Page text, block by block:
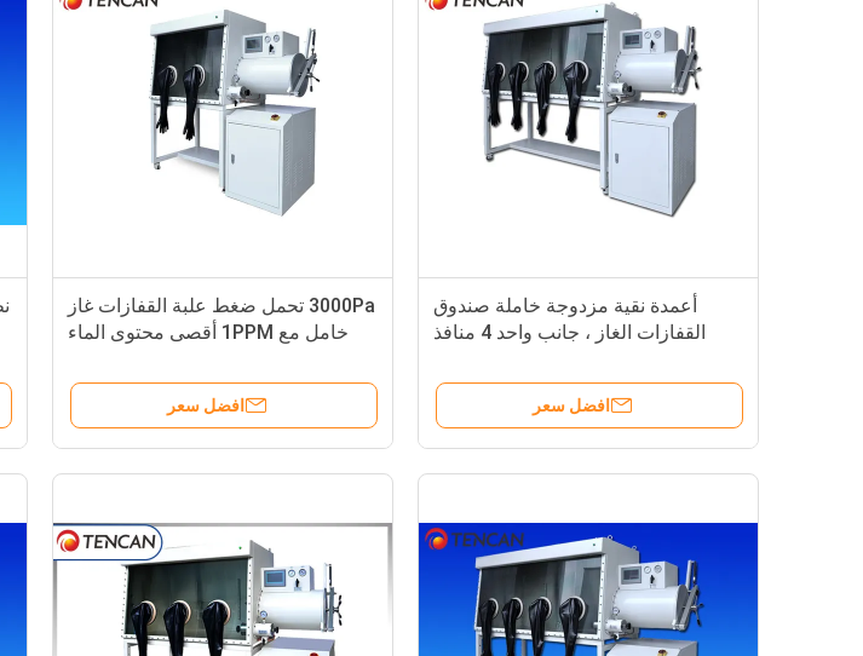
3000Pa تحمل ضغط علبة القفازات غاز
خامل مع 1PPM أقصى محتوى الماء
افضل سعر
أعمدة نقية مزدوجة خاملة صندوق
القفازات الغاز ، جانب واحد 4 منافذ
افضل سعر